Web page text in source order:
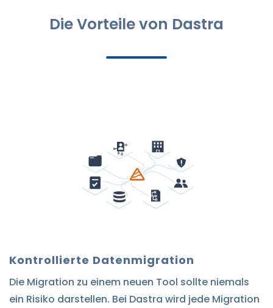
Die Vorteile von Dastra
Kontrollierte Datenmigration
Die Migration zu einem neuen Tool sollte niemals
ein Risiko darstellen. Bei Dastra wird jede Migration